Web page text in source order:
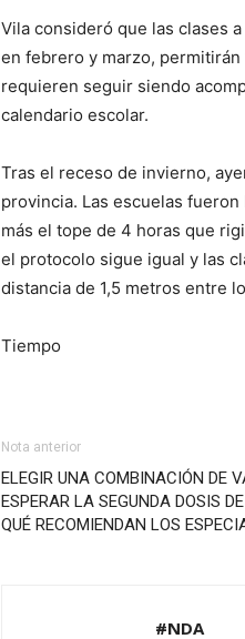
Vila consideró que las clases
en febrero y marzo,
requieren seguir siendo
calendario escolar.
Tras el receso de invierno,
provincia. Las escuelas
más el tope de 4 horas que
el protocolo sigue igual y las
distancia de 1,5 metros entre
Tiempo
Nota anterior
ELEGIR UNA COMBINACIÓN DE
ESPERAR LA SEGUNDA DOSIS
QUÉ RECOMIENDAN LOS
#NDA